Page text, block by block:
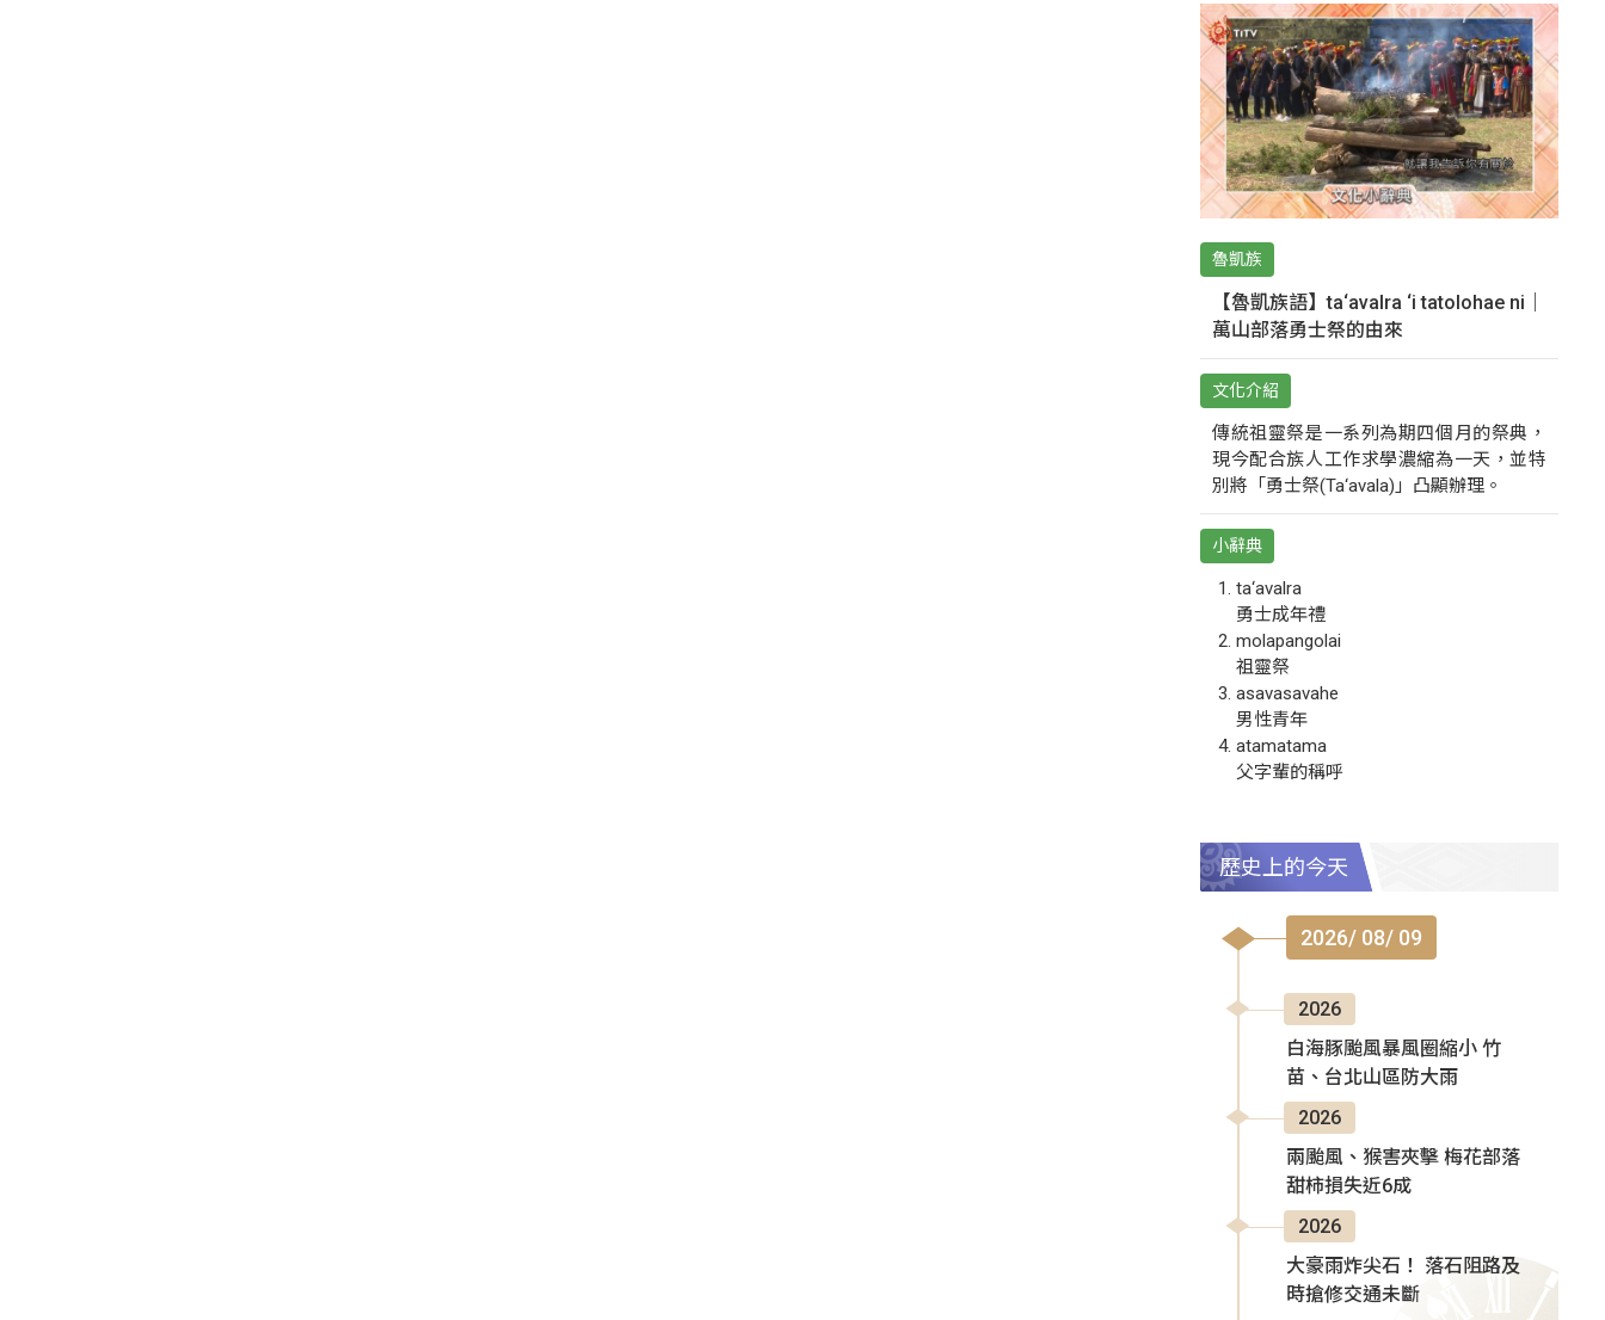
魯凱族
【魯凱族語】ta‘avalra ‘i tatolohae ni｜
萬山部落勇士祭的由來
文化介紹
傳統祖靈祭是一系列為期四個月的祭典，
現今配合族人工作求學濃縮為一天，並特
別將「勇士祭(Ta‘avala)」凸顯辦理。
小辭典
ta‘avalra
勇士成年禮
molapangolai
祖靈祭
asavasavahe
男性青年
atamatama
父字輩的稱呼
歷史上的今天
2026/ 08/ 09
2026
白海豚颱風暴風圈縮小 竹
苗、台北山區防大雨
2026
兩颱風、猴害夾擊 梅花部落
甜柿損失近6成
2026
大豪雨炸尖石！ 落石阻路及
時搶修交通未斷